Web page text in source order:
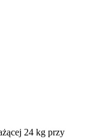
24 kg przy